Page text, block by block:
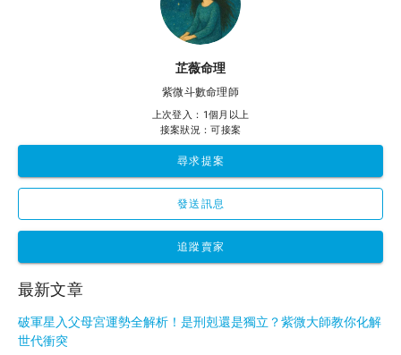
芷薇命理
紫微斗數命理師
上次登入：1個月以上
接案狀況：可接案
尋求提案
發送訊息
追蹤賣家
最新文章
破軍星入父母宮運勢全解析！是刑剋還是獨立？紫微大師教你化解
世代衝突